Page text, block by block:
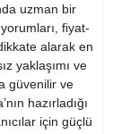
uzman bir
fiyat-
alarak en
yaklaşımı ve
güvenilir ve
hazırladığı
için güçlü